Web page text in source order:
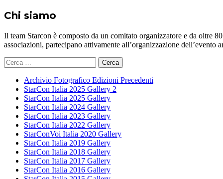
Chi siamo
Il team Starcon è composto da un comitato organizzatore e da oltre
associazioni, partecipano attivamente all’organizzazione
Ricerca
per:
Archivio Fotografico Edizioni Precedenti
StarCon Italia 2025 Gallery 2
StarCon Italia 2025 Gallery
StarCon Italia 2024 Gallery
StarCon Italia 2023 Gallery
StarCon Italia 2022 Gallery
StarConVoi Italia 2020 Gallery
StarCon Italia 2019 Gallery
StarCon Italia 2018 Gallery
StarCon Italia 2017 Gallery
StarCon Italia 2016 Gallery